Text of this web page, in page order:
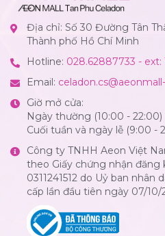
Địa chỉ: Số 30 Đường Tân
Thành phố Hồ Chí Minh
Hotline: 028.62887733 - ext:
Email:
Giờ mở cửa:
Ngày thường (10:00 - 22:00)
Cuối tuần và ngày lễ (9:00 -
Công ty TNHH Aeon Việt
theo Giấy chứng nhận đăng
0311241512 do Uỷ ban nhân
cấp lần đầu tiên ngày 07/10/